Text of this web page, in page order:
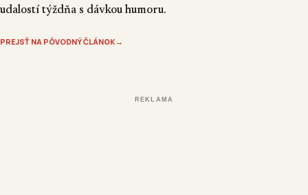
udalostí týždňa s dávkou humoru.
PREJSŤ NA PÔVODNÝ ČLÁNOK →
REKLAMA